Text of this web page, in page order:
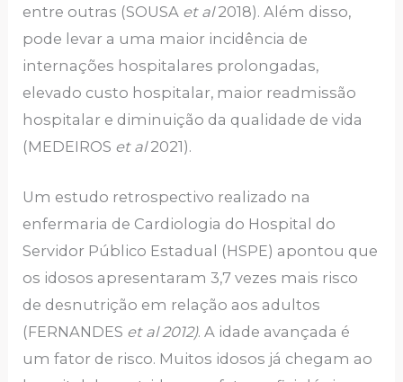
entre outras (SOUSA et al2018). Além disso,
pode levar a uma maior incidência de
internações hospitalares prolongadas,
elevado custo hospitalar, maior readmissão
hospitalar e diminuição da qualidade de vida
(MEDEIROS et al2021).
Um estudo retrospectivo realizado na
enfermaria de Cardiologia do Hospital do
Servidor Público Estadual (HSPE) apontou que
os idosos apresentaram 3,7 vezes mais risco
de desnutrição em relação aos adultos
(FERNANDES et al 2012). A idade avançada é
um fator de risco. Muitos idosos já chegam ao